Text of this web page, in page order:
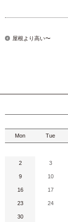
屋根より高い〜
Mon Tue
2 3
9 10
16 17
23 24
30